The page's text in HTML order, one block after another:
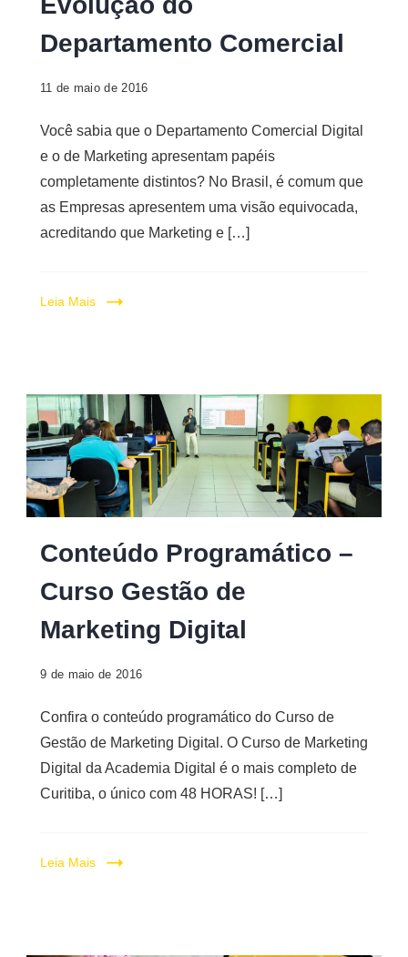
Departamento Comercial
11 de maio de 2016
Você sabia que o Departamento Comercial Digital
e o de Marketing apresentam papéis
completamente distintos? No Brasil, é comum que
as Empresas apresentem uma visão equivocada,
acreditando que Marketing e […]
Leia Mais
Conteúdo Programático –
Curso Gestão de
Marketing Digital
9 de maio de 2016
Confira o conteúdo programático do Curso de
Gestão de Marketing Digital. O Curso de Marketing
Digital da Academia Digital é o mais completo de
Curitiba, o único com 48 HORAS! […]
Leia Mais